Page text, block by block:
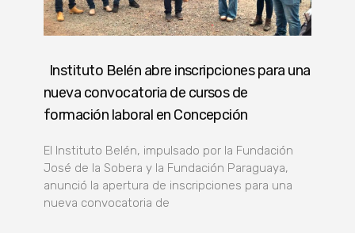
Instituto Belén abre inscripciones para una
nueva convocatoria de cursos de
formación laboral en Concepción
El Instituto Belén, impulsado por la Fundación
José de la Sobera y la Fundación Paraguaya,
anunció la apertura de inscripciones para una
nueva convocatoria de